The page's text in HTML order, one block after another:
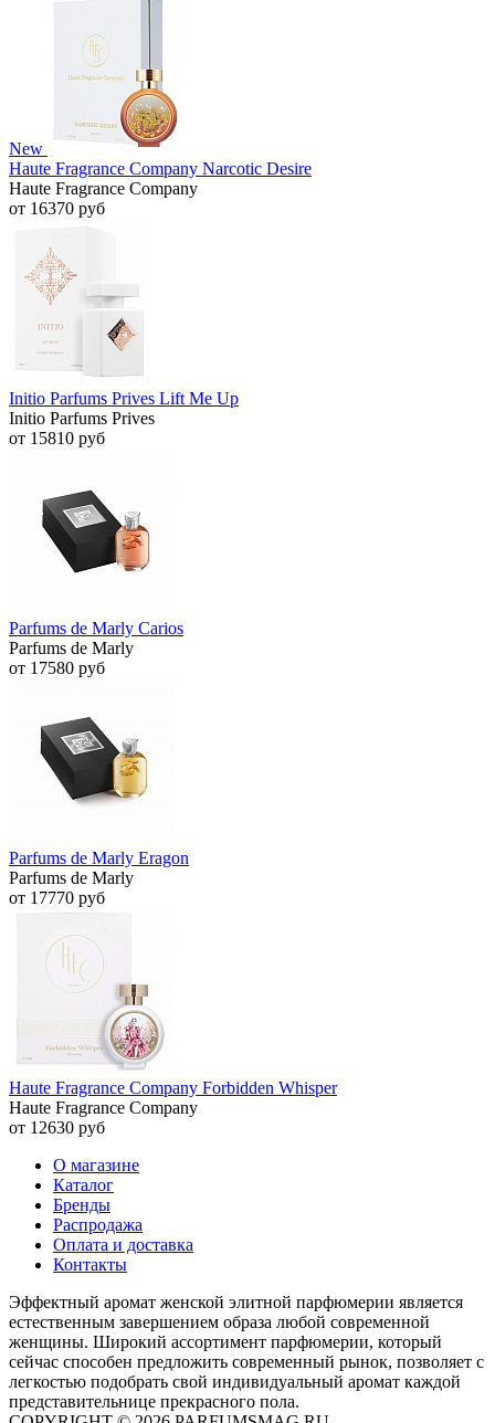
New
Haute Fragrance Company Narcotic Desire
Haute Fragrance Company
от 16370 руб
Initio Parfums Prives Lift Me Up
Initio Parfums Prives
от 15810 руб
Parfums de Marly Carios
Parfums de Marly
от 17580 руб
Parfums de Marly Eragon
Parfums de Marly
от 17770 руб
Haute Fragrance Company Forbidden Whisper
Haute Fragrance Company
от 12630 руб
О магазине
Каталог
Бренды
Распродажа
Оплата и доставка
Контакты
Эффектный аромат женской элитной парфюмерии является
естественным завершением образа любой современной
женщины. Широкий ассортимент парфюмерии, который
сейчас способен предложить современный рынок, позволяет с
легкостью подобрать свой индивидуальный аромат каждой
представительнице прекрасного пола.